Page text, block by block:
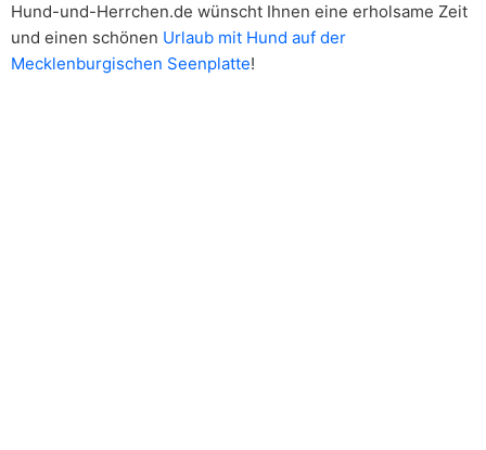
Hund-und-Herrchen.de wünscht Ihnen eine erholsame Zeit
und einen schönen Urlaub mit Hund auf der
Mecklenburgischen Seenplatte!